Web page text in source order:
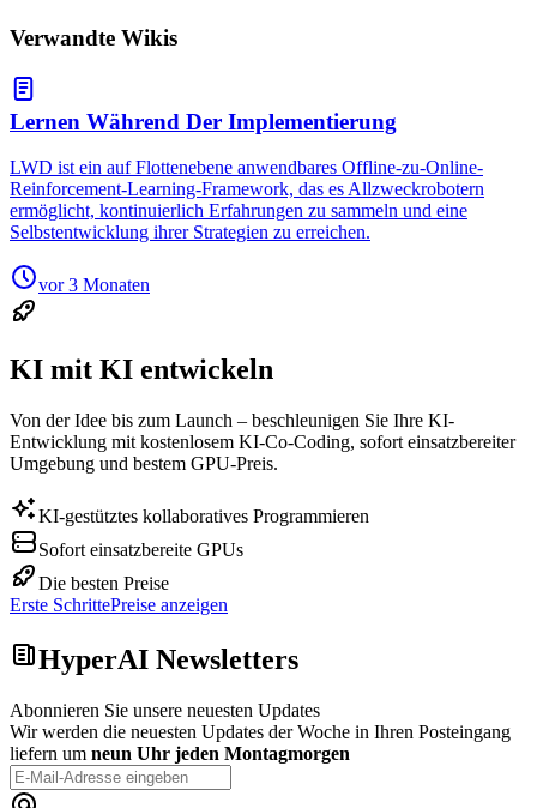
Verwandte Wikis
Lernen Während Der Implementierung
LWD ist ein auf Flottenebene anwendbares Offline-zu-Online-
Reinforcement-Learning-Framework, das es Allzweckrobotern
ermöglicht, kontinuierlich Erfahrungen zu sammeln und eine
Selbstentwicklung ihrer Strategien zu erreichen.
vor 3 Monaten
KI mit KI entwickeln
Von der Idee bis zum Launch – beschleunigen Sie Ihre KI-
Entwicklung mit kostenlosem KI-Co-Coding, sofort einsatzbereiter
Umgebung und bestem GPU-Preis.
KI-gestütztes kollaboratives Programmieren
Sofort einsatzbereite GPUs
Die besten Preise
Erste SchrittePreise anzeigen
HyperAI Newsletters
Abonnieren Sie unsere neuesten Updates
Wir werden die neuesten Updates der Woche in Ihren Posteingang
liefern um neun Uhr jeden Montagmorgen